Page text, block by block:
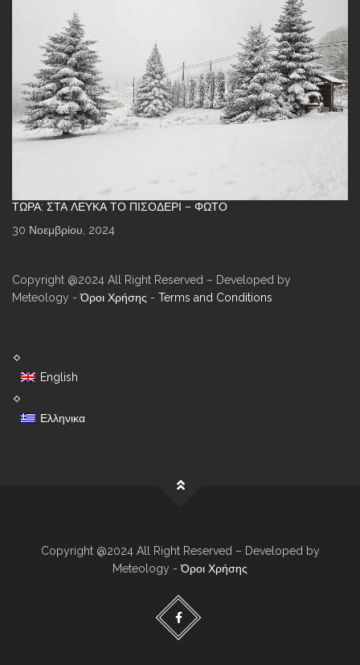
ΤΏΡΑ: ΣΤΑ ΛΕΥΚΆ ΤΟ ΠΙΣΟΔΈΡΙ – ΦΩΤΌ
30 Νοεμβρίου, 2024
Copyright @2024 All Right Reserved – Developed by
Meteology -Όροι Χρήσης - Terms and Conditions
English
Ελληνικα
Copyright @2024 All Right Reserved – Developed by
Meteology -Όροι Χρήσης